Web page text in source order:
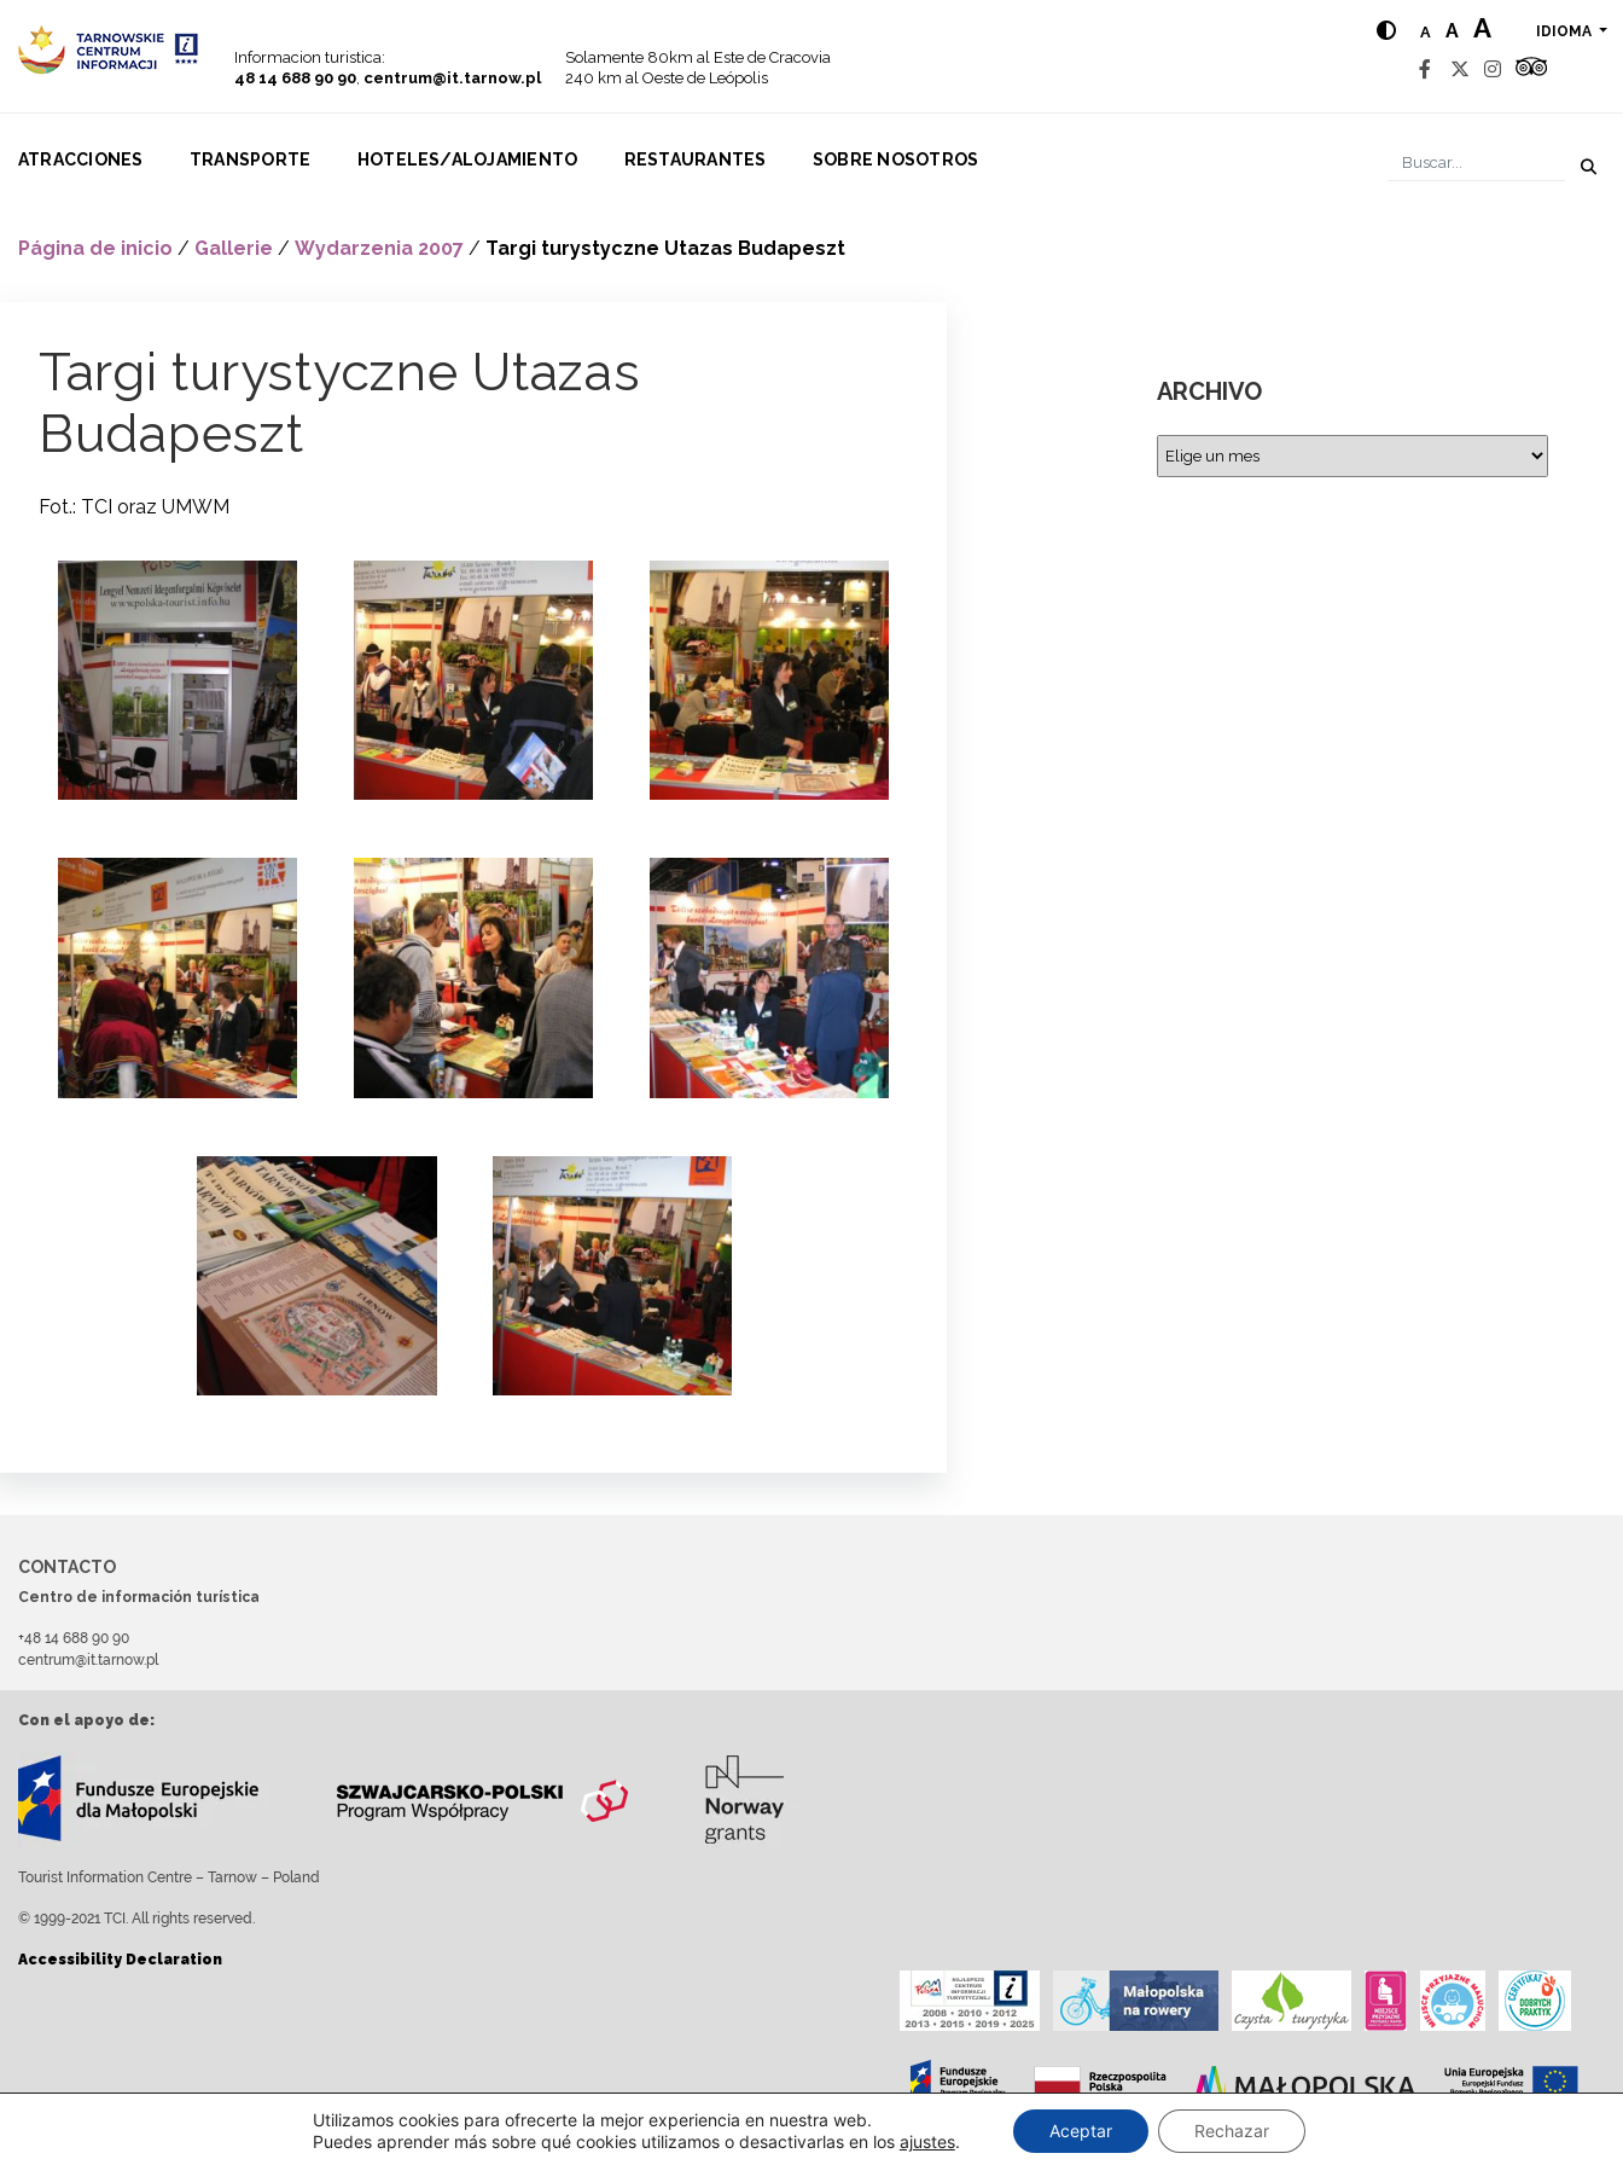
Informacion turistica:
48 14 688 90 90, centrum@it.tarnow.pl
Solamente 80km al Este de Cracovia
240 km al Oeste de Leópolis
A A A IDIOMA
ATRACCIONES TRANSPORTE HOTELES/ALOJAMIENTO RESTAURANTES SOBRE NOSOTROS
Página de inicio / Gallerie / Wydarzenia 2007 / Targi turystyczne Utazas Budapeszt
Targi turystyczne Utazas
Budapeszt
Fot.: TCI oraz UMWM
ARCHIVO
CONTACTO
Centro de información turística
+48 14 688 90 90
centrum@it.tarnow.pl
Con el apoyo de:
Tourist Information Centre – Tarnow – Poland
© 1999-2021 TCI. All rights reserved.
Accessibility Declaration
Diseño e implementación:
Utilizamos cookies para ofrecerte la mejor experiencia en nuestra web.
Puedes aprender más sobre qué cookies utilizamos o desactivarlas en los ajustes.
Aceptar Rechazar